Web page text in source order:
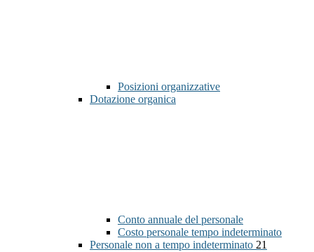
Posizioni organizzative
Dotazione organica
Conto annuale del personale
Costo personale tempo indeterminato
Personale non a tempo indeterminato 21